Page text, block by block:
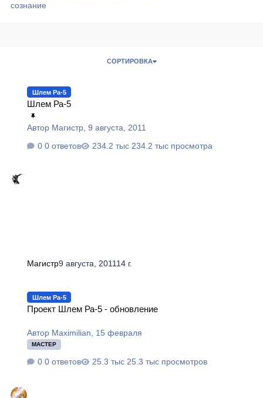
сознание
СОРТИРОВКА
Шлем Ра-5
Шлем Ра-5
Автор Магистр ,9 августа, 2011
0 ответов
234.2 тыс просмотра
Магистр9 августа, 201114 г.
Шлем Ра-5
Проект Шлем Ра-5 - обновление
Автор Maximilian 15 февраля
МАСТЕР
0 ответов 25.3 тыс просмотров